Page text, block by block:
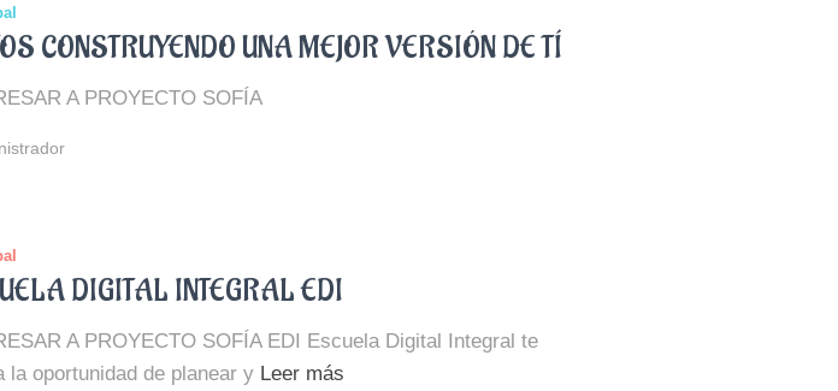
CONSTRUYENDO UNA MEJOR VERSIÓN DE TÍ
A PROYECTO SOFÍA
DIGITAL INTEGRAL EDI
A PROYECTO SOFÍA EDI Escuela Digital Integral te
la oportunidad de planear y Leer más